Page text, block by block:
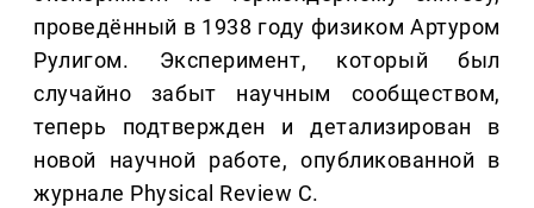
проведённый в 1938 году физиком Артуром
Рулигом. Эксперимент, который был
случайно забыт научным сообществом,
теперь подтвержден и детализирован в
новой научной работе, опубликованной в
журнале Physical Review C.